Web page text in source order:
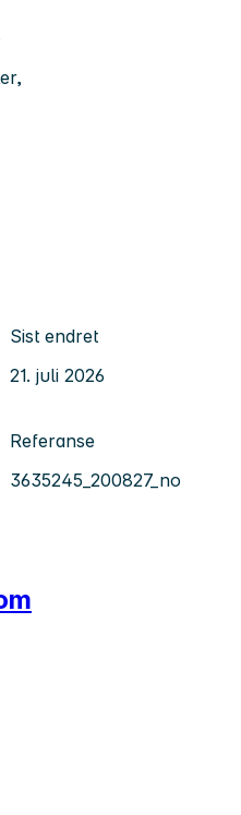
Sist endret
21. juli 2026
Referanse
3635245_200827_no